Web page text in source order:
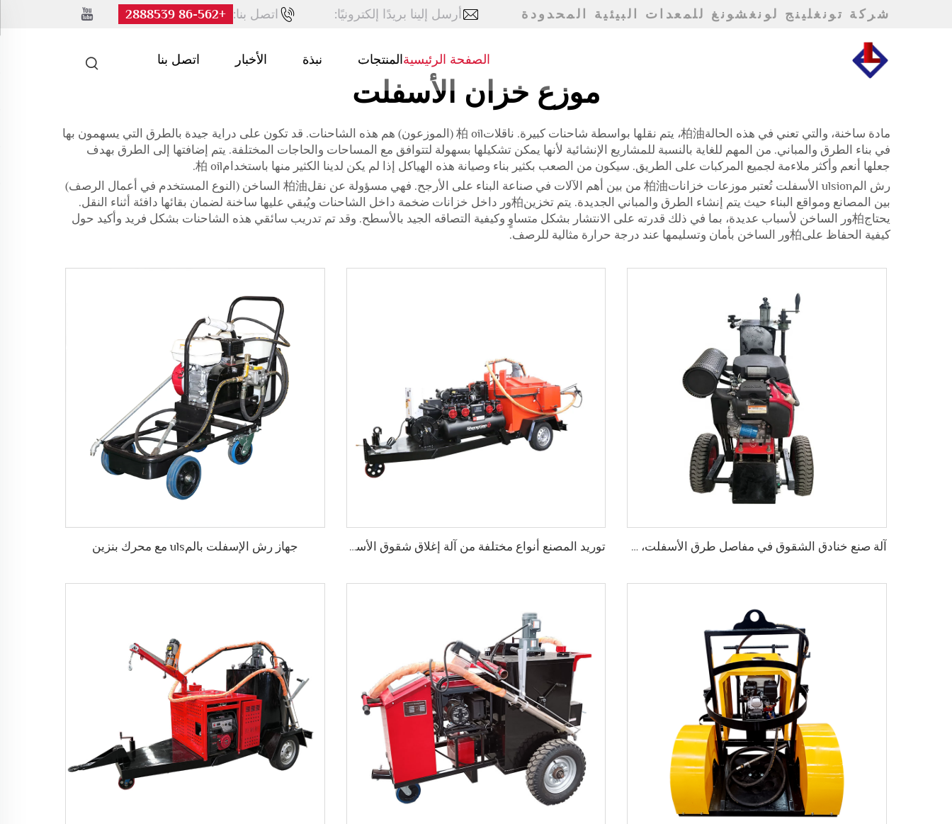
شركة تونغلينج لونغشونغ للمعدات البيئية المحدودة أرسل إلينا بريدًا إلكترونيًا: اتصل بنا: +86-562 2888539
الصفحة الرئيسية المنتجات نبذة الأخبار اتصل بنا
موزع خزان الأسفلت
مادة ساخنة، والتي تعني في هذه الحالة柏油، يتم نقلها بواسطة شاحنات كبيرة. ناقلات柏 oil (الموزعون) هم هذه الشاحنات. قد تكون على دراية جيدة بالطرق التي يسهمون بها
في بناء الطرق والمباني. من المهم للغاية بالنسبة للمشاريع الإنشائية لأنها يمكن تشكيلها بسهولة لتتوافق مع المساحات والحاجات المختلفة. يتم إضافتها إلى الطرق بهدف
جعلها أنعم وأكثر ملاءمة لجميع المركبات على الطريق. سيكون من الصعب بكثير بناء وصيانة هذه الهياكل إذا لم يكن لدينا الكثير منها باستخدام柏 oil.
رش المulsion الأسفلت
تُعتبر موزعات خزانات柏油 من بين أهم الآلات في صناعة البناء على الأرجح. فهي مسؤولة عن نقل柏油 الساخن (النوع المستخدم في أعمال الرصف)
بين المصانع ومواقع البناء حيث يتم إنشاء الطرق والمباني الجديدة. يتم تخزين柏ور داخل خزانات ضخمة داخل الشاحنات ويُبقي عليها ساخنة لضمان بقائها دافئة أثناء النقل.
يحتاج柏ور الساخن لأسباب عديدة، بما في ذلك قدرته على الانتشار بشكل متساوٍ وكيفية التصاقه الجيد بالأسطح. وقد تم تدريب سائقي هذه الشاحنات بشكل فريد وأكيد حول
كيفية الحفاظ على柏ور الساخن بأمان وتسليمها عند درجة حرارة مثالية للرصف.
آلة صنع خنادق الشقوق في مفاصل طرق الأسفلت، LS-200 توريد المصنع أنواع مختلفة من آلة إغلاق شقوق الأسفلت في إصلاح سطح الطريق، LS-500QY مع ضاغط هواء جهاز رش الإسفلت بالمuls مع محرك بنزين